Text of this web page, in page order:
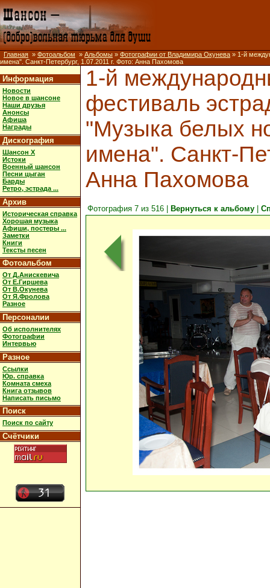
Главная » Фотоальбом » Альбомы » Фотографии от Владимира Окунева » 1-й
имена". Санкт-Петербург, 1.07.2011 г. Фото: Анна Пахомова
Информация
Новости
Новое в шансоне
Наши друзья
Анонсы
Афиша
Награды
Дискография
Шансон X
Истоки
Военный шансон
Песни цыган
Барды
Ретро, эстрада ...
Архив
Историческая справка
Хорошая музыка
Афиши, постеры ...
Заметки
Книги
Тексты песен
Фотоальбом
От Д.Анискевича
От Е.Гиршева
От В.Окунева
От Я.Фролова
Разное
Персоналии
Об исполнителях
Фотографии
Интервью
Разное
Ссылки
Юр. справка
Комната смеха
Книга отзывов
Написать письмо
Поиск
Поиск по сайту
Счётчики
1-й
фестиваль
"Музыка белых
имена". Санкт-
Анна Пахомова
Фотография 7 из 516 | Вернуться к альбому